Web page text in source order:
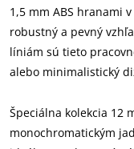
1,5 mm ABS hranami
robustný a pevný
líniám sú tieto
alebo minimalistický
Špeciálna kolekcia 12
monochromatickým